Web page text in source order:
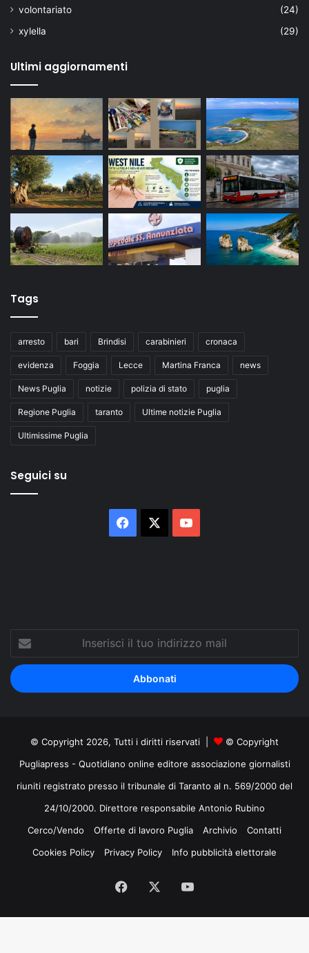
volontariato
(24)
xylella
(29)
Ultimi aggiornamenti
Tags
arresto bari Brindisi carabinieri cronaca
evidenza Foggia Lecce Martina Franca news
News Puglia notizie polizia di stato puglia
Regione Puglia taranto Ultime notizie Puglia
Ultimissime Puglia
Seguici su
Facebook
Inserisci
tuo
indirizzo
mail
© Copyright 2026, Tutti i diritti riservati |
© Copyright
Pugliapress - Quotidiano online editore associazione giornalisti
riuniti registrato presso il tribunale di Taranto al n. 569/2000 del
24/10/2000. Direttore responsabile Antonio Rubino
Cerco/Vendo
Offerte di lavoro Puglia Archivio
Contatti
Cookies Policy
Privacy Policy Info pubblicità elettorale
Facebook
Tube